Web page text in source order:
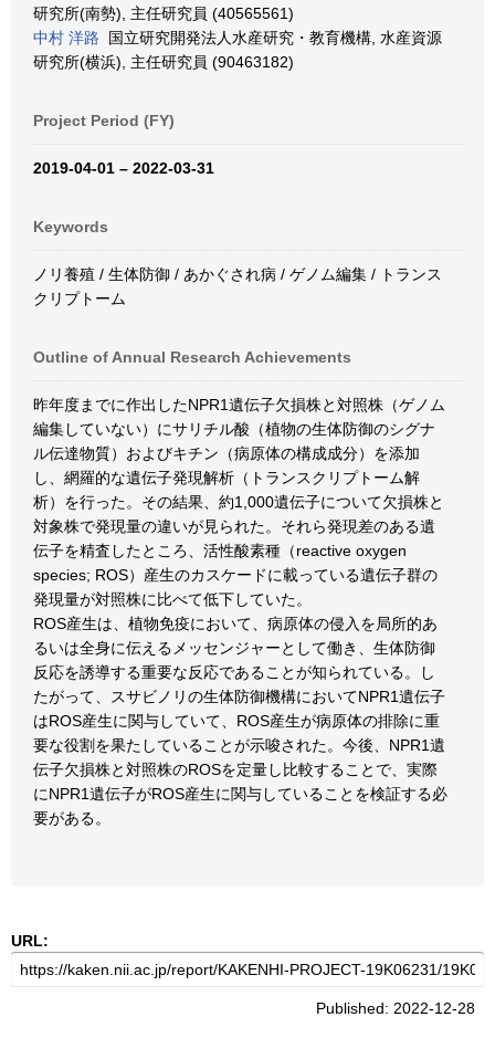
研究所(南勢), 主任研究員 (40565561)
中村 洋路 国立研究開発法人水産研究・教育機構, 水産資源
研究所(横浜), 主任研究員 (90463182)
Project Period (FY)
2019-04-01 – 2022-03-31
Keywords
ノリ養殖 / 生体防御 / あかぐされ病 / ゲノム編集 / トランス
クリプトーム
Outline of Annual Research Achievements
昨年度までに作出したNPR1遺伝子欠損株と対照株（ゲノム
編集していない）にサリチル酸（植物の生体防御のシグナ
ル伝達物質）およびキチン（病原体の構成成分）を添加
し、網羅的な遺伝子発現解析（トランスクリプトーム解
析）を行った。その結果、約1,000遺伝子について欠損株と
対象株で発現量の違いが見られた。それら発現差のある遺
伝子を精査したところ、活性酸素種（reactive oxygen
species; ROS）産生のカスケードに載っている遺伝子群の
発現量が対照株に比べて低下していた。
ROS産生は、植物免疫において、病原体の侵入を局所的あ
るいは全身に伝えるメッセンジャーとして働き、生体防御
反応を誘導する重要な反応であることが知られている。し
たがって、スサビノリの生体防御機構においてNPR1遺伝子
はROS産生に関与していて、ROS産生が病原体の排除に重
要な役割を果たしていることが示唆された。今後、NPR1遺
伝子欠損株と対照株のROSを定量し比較することで、実際
にNPR1遺伝子がROS産生に関与していることを検証する必
要がある。
URL:
Published: 2022-12-28